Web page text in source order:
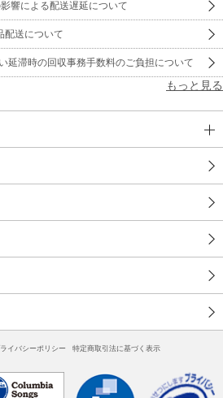
響による配送遅延について
配送について
延滞時の回収事務手数料のご負担について
もっと見る
イバシーポリシー 特定商取引法に基づく表示